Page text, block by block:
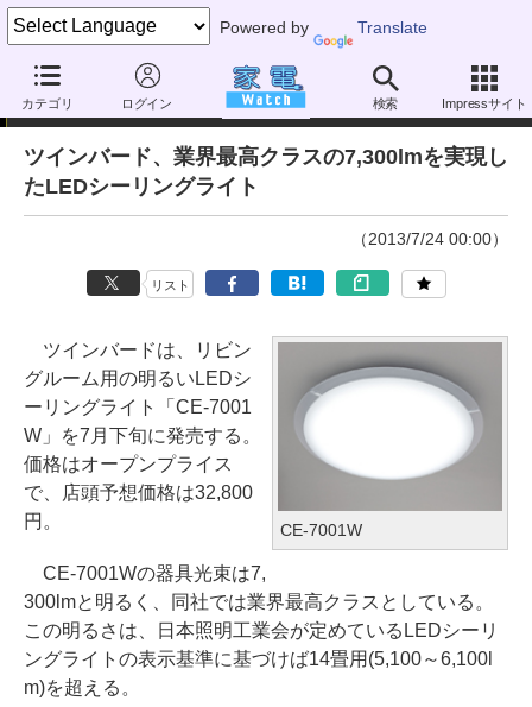
Powered by Translate
カテゴリ ログイン 検索 Impressサイト
ニュース
ツインバード、業界最高クラスの7,300lmを実現し
たLEDシーリングライト
（2013/7/24 00:00）
リスト
CE-7001W
ツインバードは、リビン
グルーム用の明るいLEDシ
ーリングライト「CE-7001
W」を7月下旬に発売する。
価格はオープンプライス
で、店頭予想価格は32,800
円。
CE-7001Wの器具光束は7,
300lmと明るく、同社では業界最高クラスとしている。
この明るさは、日本照明工業会が定めているLEDシーリ
ングライトの表示基準に基づけば14畳用(5,100～6,100l
m)を超える。